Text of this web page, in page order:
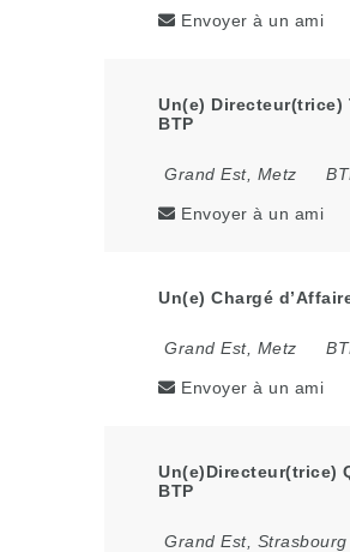
Envoyer à un ami
Un(e) Directeur(trice)
BTP
Grand Est, Metz
Envoyer à un ami
Un(e) Chargé
Grand Est, Metz
Envoyer à un ami
Un(e)Directeur(trice)
BTP
Grand Est, Strasbourg